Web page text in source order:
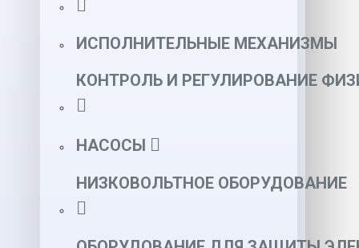
ИСПОЛНИТЕЛЬНЫЕ МЕХАНИЗМЫ
КОНТРОЛЬ И РЕГУЛИРОВАНИЕ
НАСОСЫ
НИЗКОВОЛЬТНОЕ ОБОРУДОВАНИЕ